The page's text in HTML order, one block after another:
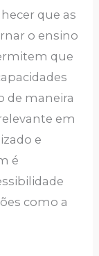
que as
o ensino
que
de maneira
em
e
é
como a